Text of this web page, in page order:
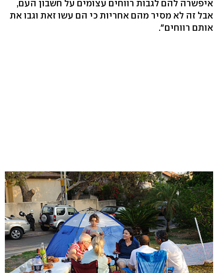
איפשרה להם לגבות רווחים עצומים על חשבון העם,
אבל זה לא מסיר מהם אחריות כי הם עשו זאת וגבו את
אותם רווחים".